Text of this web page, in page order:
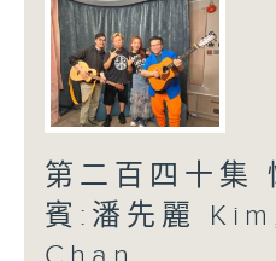
第二百四十集
賓:潘先麗